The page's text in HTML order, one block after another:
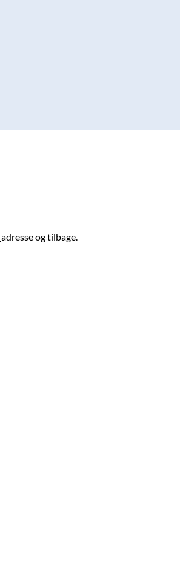
adresse og tilbage.